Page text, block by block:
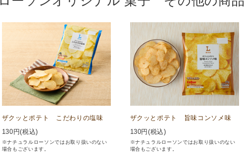
ザクッとポテト こだわりの塩味
130 円(税込)
※ナチュラルローソンではお取り扱いのない
場合もございます。
ザクッとポテト 旨味コンソメ味
130円(税込)
※ナチュラルローソンではお取り扱いのない
場合もございます。